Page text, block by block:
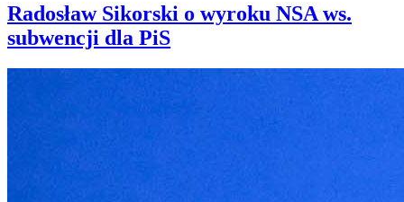
Radosław Sikorski o wyroku NSA ws.
subwencji dla PiS